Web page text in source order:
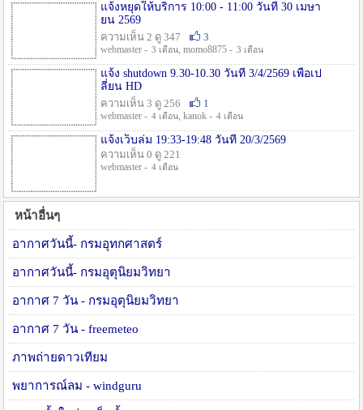
แจ้งหยุดให้บริการ 10:00 - 11:00 วันที่ 30 เมษา
ยน 2569
ความเห็น 2 ดู 347
3
webmaster - 3 เดือน, momo8875 - 3 เดือน
แจ้ง shutdown 9.30-10.30 วันที่ 3/4/2569 เพื่อเป
ลี่ยน HD
ความเห็น 3 ดู 256
1
webmaster - 4 เดือน, kanok - 4 เดือน
แจ้งเว็บล่ม 19:33-19:48 วันที่ 20/3/2569
ความเห็น 0 ดู 221
webmaster - 4 เดือน
หน้าอื่นๆ
อากาศวันนี้- กรมอุทกศาสตร์
อากาศวันนี้- กรมอุตุนิยมวิทยา
อากาศ 7 วัน - กรมอุตุนิยมวิทยา
อากาศ 7 วัน - freemeteo
ภาพถ่ายดาวเทียม
พยาการณ์ลม - windguru